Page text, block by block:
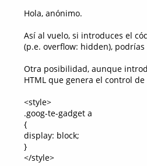
Hola, anónimo.
Así al vuelo, si introduces el
(p.e. overflow: hidden),
Otra posibilidad, aunque
HTML que genera el control
<style>
.goog-te-gadget a
{
display: block;
}
</style>